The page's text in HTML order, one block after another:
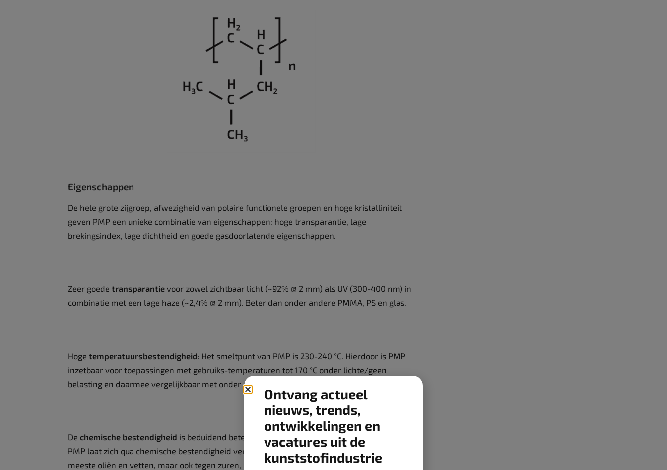
Eigenschappen
De hele grote zijgroep, afwezigheid van polaire functionele groepen en hoge kristalliniteit
geven PMP een unieke combinatie van eigenschappen: hoge transparantie, lage
brekingsindex, lage dichtheid en goede gasdoorlatende eigenschappen.
Zeer goede transparantievoor zowel zichtbaar licht (~92% @ 2 mm) als UV (300-400 nm) in
combinatie met een lage haze (~2,4% @ 2 mm). Beter dan onder andere PMMA, PS en glas.
Hoge temperatuursbestendigheid: Het smeltpunt van PMP is 230-240 °C. Hierdoor is PMP
inzetbaar voor toepassingen met gebruiks-temperaturen tot 170 °C onder lichte/geen
belasting en daarmee vergelijkbaar met onder andere PC en in sommige gevallen PSU.
De chemische bestendigheid is beduidend beter dan die van bijvoorbeeld PSU, PES en PEI.
PMP laat zich qua chemische bestendigheid vergelijken met PP en is bestand tegen de
meeste oliën en vetten, maar ook tegen zuren, logen en alcoholen.
Ontvang actueel
nieuws, trends,
ontwikkelingen en
vacatures uit de
kunststofindustrie